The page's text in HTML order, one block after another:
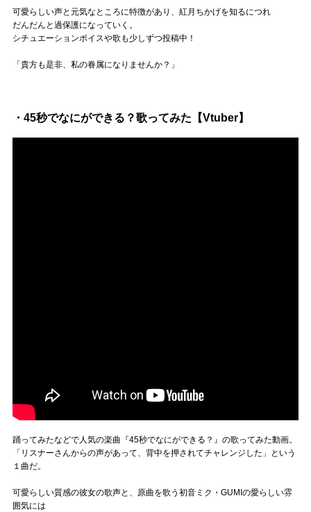
可愛らしい声と元気なところに特徴があり、紅月ちかげを知るにつれ
だんだんと過保護になっていく。
シチュエーションボイスや歌も少しずつ投稿中！
「貴方も是非、私の眷属になりませんか？」
・45秒でなにができる？歌ってみた【Vtuber】
踊ってみたなどで人気の楽曲『45秒でなにができる？』の歌ってみた動画。
「リスナーさんからの声があって、背中を押されてチャレンジした」という
１曲だ。
可愛らしい質感の彼女の歌声と、原曲を歌う初音ミク・GUMIの愛らしい雰
囲気には